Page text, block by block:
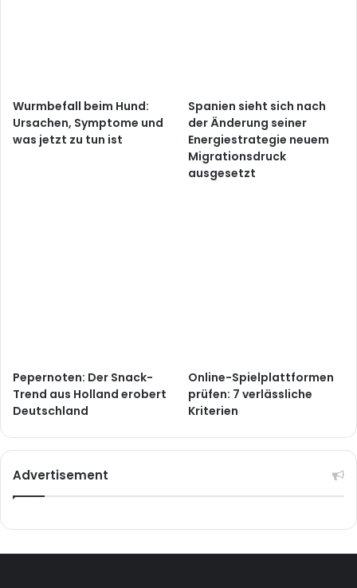
Wurmbefall beim Hund:
Ursachen, Symptome und
was jetzt zu tun ist
Spanien sieht sich nach
der Änderung seiner
Energiestrategie neuem
Migrationsdruck
ausgesetzt
Pepernoten: Der Snack-
Trend aus Holland erobert
Deutschland
Online-Spielplattformen
prüfen: 7 verlässliche
Kriterien
Advertisement